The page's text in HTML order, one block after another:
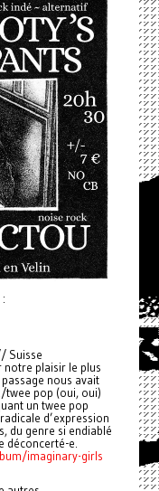
Suisse
notre plaisir le plus
nous avait
twee pop (oui, oui)
un twee pop
d’expression
du genre si endiablé
déconcerté-e.
imaginary-girls